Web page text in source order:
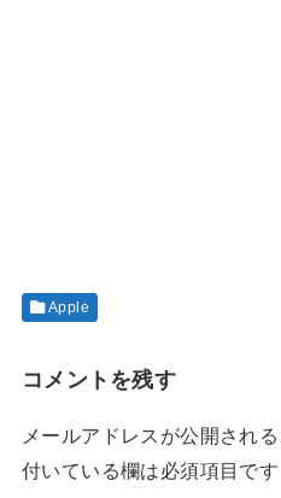
Apple
コメントを残す
メールアドレスが公開され
付いている欄は必須項目です